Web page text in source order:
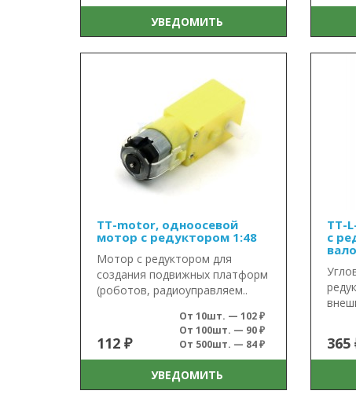
УВЕДОМИТЬ
TT-motor, одноосевой
мотор с редуктором 1:48
Мотор с редуктором для
создания подвижных платформ
(роботов, радиоуправляем..
112 ₽
От 10шт. — 102 ₽
От 100шт. — 90 ₽
От 500шт. — 84 ₽
УВЕДОМИТЬ
TT-
с
365